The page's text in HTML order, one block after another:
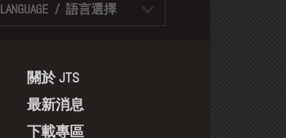
LANGUAGE / 語言選擇
關於 JTS
最新消息
下載專區